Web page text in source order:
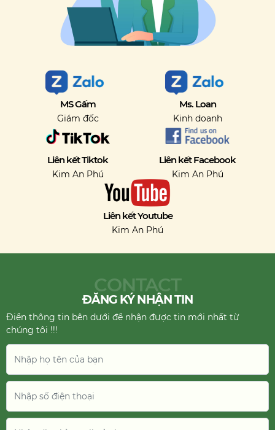
MS Gấm
Giám đốc
Ms. Loan
Kinh doanh
Liên kết Tiktok
Kim An Phú
Liên kết Facebook
Kim An Phú
Liên kết Youtube
Kim An Phú
CONTACT
ĐĂNG KÝ NHẬN TIN
Điền thông tin bên dưới để nhận được tin mới nhất từ
chúng tôi !!!